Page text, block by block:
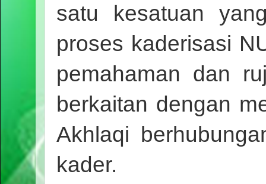
satu kesatuan
proses kaderisasi
pemahaman dan
berkaitan dengan
Akhlaqi
kader.